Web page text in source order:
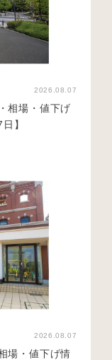
2026.08.07
相場・値下げ
】
2026.08.07
場・値下げ情